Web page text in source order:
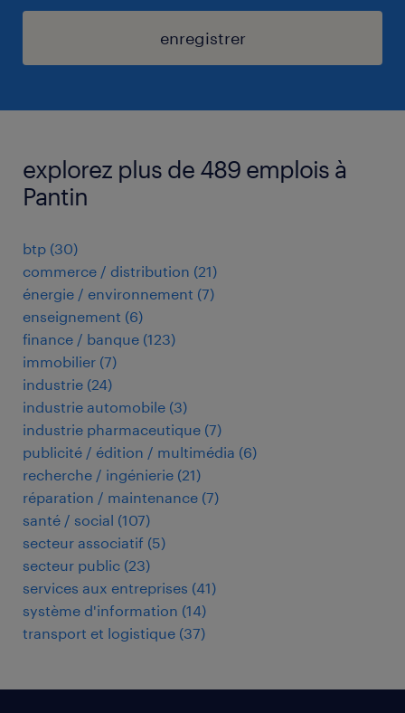
enregistrer
explorez plus de 489 emplois à
Pantin
btp (30)
commerce / distribution (21)
énergie / environnement (7)
enseignement (6)
finance / banque (123)
immobilier (7)
industrie (24)
industrie automobile (3)
industrie pharmaceutique (7)
publicité / édition / multimédia (6)
recherche / ingénierie (21)
réparation / maintenance (7)
santé / social (107)
secteur associatif (5)
secteur public (23)
services aux entreprises (41)
système d'information (14)
transport et logistique (37)